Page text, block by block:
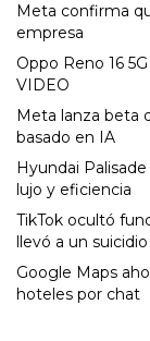
Meta confirma
empresa
Oppo Reno 16
VIDEO
Meta lanza beta
basado en IA
Hyundai
lujo y eficiencia
TikTok ocultó
llevó a un suicidio
Google Maps
hoteles por chat